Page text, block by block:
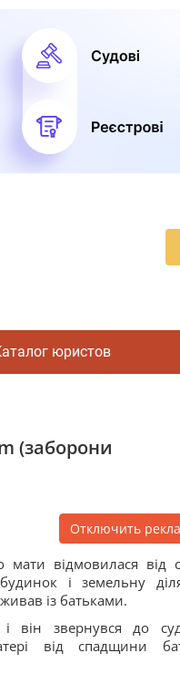
юристов
(заборони
Отключить
мати відмовилася від
і земельну
із батьками.
він звернувся до
від спадщини